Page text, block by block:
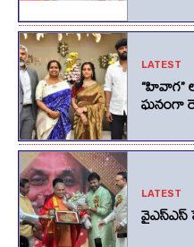
LATEST
“హివాగ”
ఘనంగా
LATEST
వైఎస్ఎస్